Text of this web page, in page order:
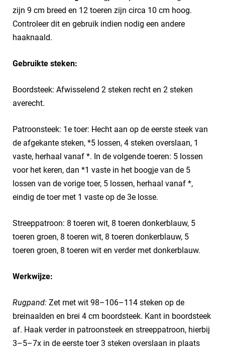
zijn 9 cm breed en 12 toeren zijn circa 10 cm hoog.
Controleer dit en gebruik indien nodig een andere
haaknaald.
Gebruikte steken:
Boordsteek: Afwisselend 2 steken recht en 2 steken
averecht.
Patroonsteek: 1e toer: Hecht aan op de eerste steek van
de afgekante steken, *5 lossen, 4 steken overslaan, 1
vaste, herhaal vanaf *. In de volgende toeren: 5 lossen
voor het keren, dan *1 vaste in het boogje van de 5
lossen van de vorige toer, 5 lossen, herhaal vanaf *,
eindig de toer met 1 vaste op de 3e losse.
Streeppatroon: 8 toeren wit, 8 toeren donkerblauw, 5
toeren groen, 8 toeren wit, 8 toeren donkerblauw, 5
toeren groen, 8 toeren wit en verder met donkerblauw.
Werkwijze:
Rugpand: Zet met wit 98–106–114 steken op de
breinaalden en brei 4 cm boordsteek. Kant in boordsteek
af. Haak verder in patroonsteek en streeppatroon, hierbij
3–5–7x in de eerste toer 3 steken overslaan in plaats